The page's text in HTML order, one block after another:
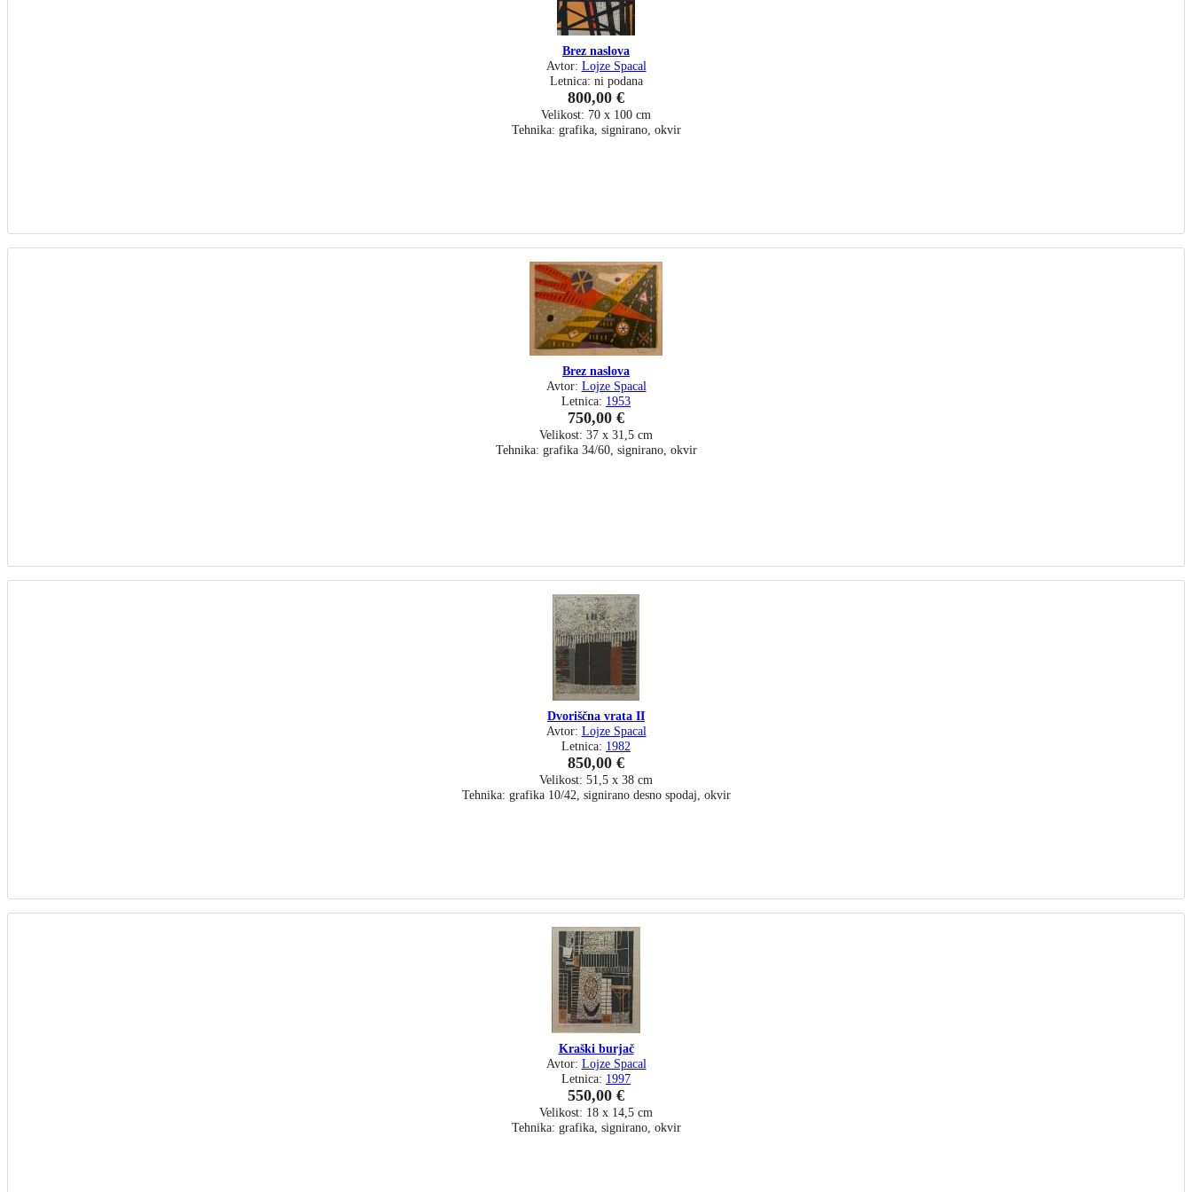
Brez naslova
Avtor: Lojze Spacal
Letnica: ni podana
800,00 €
Velikost: 70 x 100 cm
Tehnika: grafika, signirano, okvir
Brez naslova
Avtor: Lojze Spacal
Letnica: 1953
750,00 €
Velikost: 37 x 31,5 cm
Tehnika: grafika 34/60, signirano, okvir
Dvoriščna vrata II
Avtor: Lojze Spacal
Letnica: 1982
850,00 €
Velikost: 51,5 x 38 cm
Tehnika: grafika 10/42, signirano desno spodaj, okvir
Kraški burjač
Avtor: Lojze Spacal
Letnica: 1997
550,00 €
Velikost: 18 x 14,5 cm
Tehnika: grafika, signirano, okvir